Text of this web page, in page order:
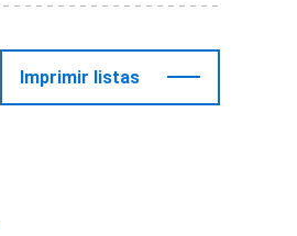
Imprimir listas